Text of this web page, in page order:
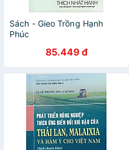
Sách - Gieo Trồng Hạnh
Phúc
85.449 đ